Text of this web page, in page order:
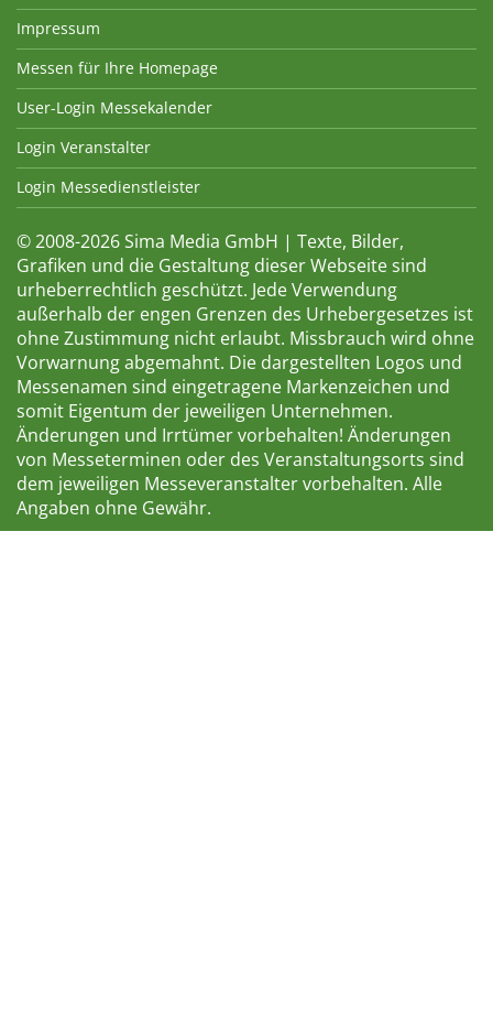
Impressum
Messen für Ihre Homepage
User-Login Messekalender
Login Veranstalter
Login Messedienstleister
© 2008-2026 Sima Media GmbH | Texte, Bilder,
Grafiken und die Gestaltung dieser Webseite sind
urheberrechtlich geschützt. Jede Verwendung
außerhalb der engen Grenzen des Urhebergesetzes ist
ohne Zustimmung nicht erlaubt. Missbrauch wird ohne
Vorwarnung abgemahnt. Die dargestellten Logos und
Messenamen sind eingetragene Markenzeichen und
somit Eigentum der jeweiligen Unternehmen.
Änderungen und Irrtümer vorbehalten! Änderungen
von Messeterminen oder des Veranstaltungsorts sind
dem jeweiligen Messeveranstalter vorbehalten. Alle
Angaben ohne Gewähr.